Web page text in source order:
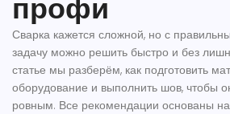
профи
Сварка кажется сложной, но с
задачу можно решить быстро и без
статье мы разберём, как подготовить
оборудование и выполнить шов, чтобы
ровным. Все рекомендации основаны